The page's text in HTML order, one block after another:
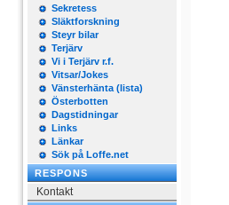
Sekretess
Släktforskning
Steyr bilar
Terjärv
Vi i Terjärv r.f.
Vitsar/Jokes
Vänsterhänta (lista)
Österbotten
Dagstidningar
Links
Länkar
Sök på Loffe.net
RESPONS
Kontakt